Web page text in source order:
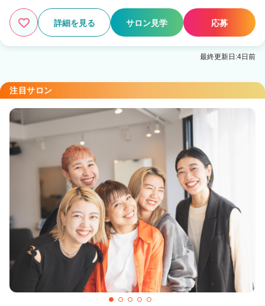
この条件の求人数4件
検索する
詳細を見る サロン見学 応募
最終更新日:4日前
注目サロン